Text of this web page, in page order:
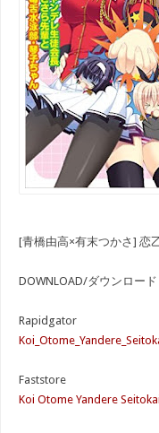
[青橋由高×有末つかさ] 恋
DOWNLOAD/ダウンロード
Rapidgator
Faststore
Koi Otome Yandere